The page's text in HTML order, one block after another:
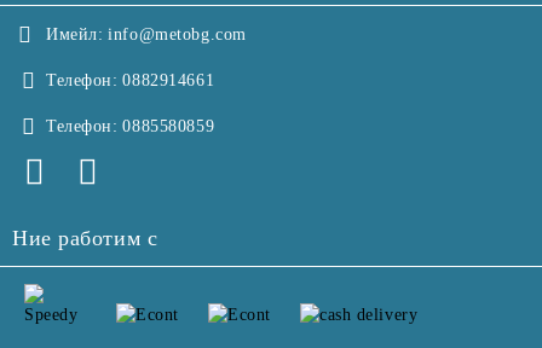
Имейл: info@metobg.com
Телефон: 0882914661
Телефон: 0885580859
Ние работим с